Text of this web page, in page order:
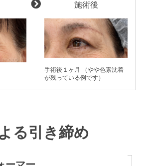
施術後
手術後１ヶ月 （やや色素沈着
が残っている例です）
る引き締め